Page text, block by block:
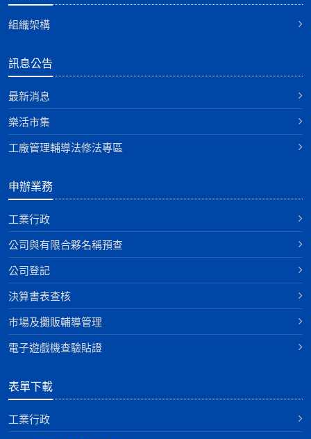
組織架構
訊息公告
最新消息
樂活市集
工廠管理輔導法修法專區
申辦業務
工業行政
公司與有限合夥名稱預查
公司登記
決算書表查核
巿場及攤販輔導管理
電子遊戲機查驗貼證
表單下載
工業行政